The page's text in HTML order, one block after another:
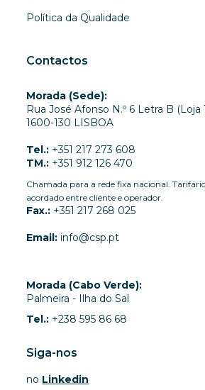
Política da Qualidade
Contactos
Morada (Sede):
Rua José Afonso N.º 6 Letra B (Loja
1600-130 LISBOA
Tel.: +351 217 273 608
TM.: +351 912 126 470
Chamada para a rede fixa nacional.
acordado entre cliente e operador.
Fax.: +351 217 268 025
Email:info@csp.pt
Morada (Cabo Verde):
Palmeira - Ilha do Sal
Tel.: +238 595 86 68
Siga-nos
no Linkedin